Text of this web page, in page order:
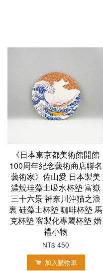
《日本東京都美術館開館
100周年紀念藝術商店聯名
藝術家》佐山愛 日本製美
濃燒珪藻土吸水杯墊 富嶽
三十六景 神奈川沖猫之浪
裏 硅藻土杯墊 咖啡杯墊 馬
克杯墊 客製化專屬杯墊 婚
禮小物
NT$ 450
加入購物車